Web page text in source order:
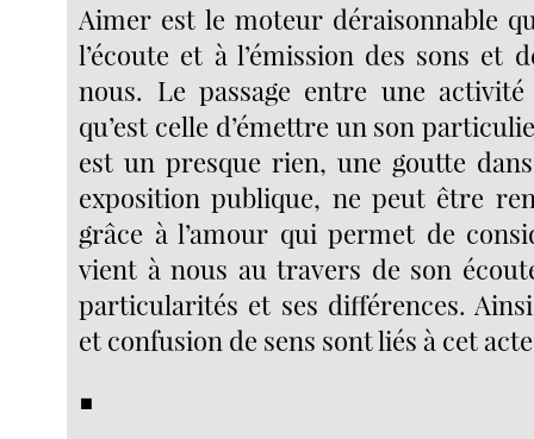
Aimer est le moteur déraisonnable
l’écoute et à l’émission des sons et
nous. Le passage entre une
qu’est celle d’émettre un son
est un presque rien, une goutte
exposition publique, ne peut être
grâce à l’amour qui permet de
vient à nous au travers de son
particularités et ses différences.
et confusion de sens sont liés à cet
■